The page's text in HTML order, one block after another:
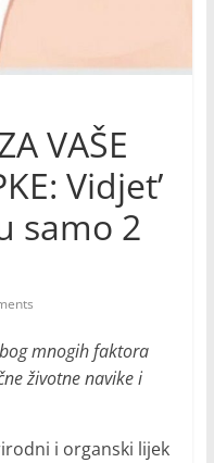
VAŠE
Vidjet’
samo 2
mnogih faktora
životne navike i
i organski lijek